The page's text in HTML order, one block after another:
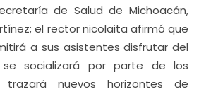
de Salud de Michoacán,
el rector nicolaita afirmó que
a sus asistentes disfrutar del
socializará por parte de los
nuevos horizontes de